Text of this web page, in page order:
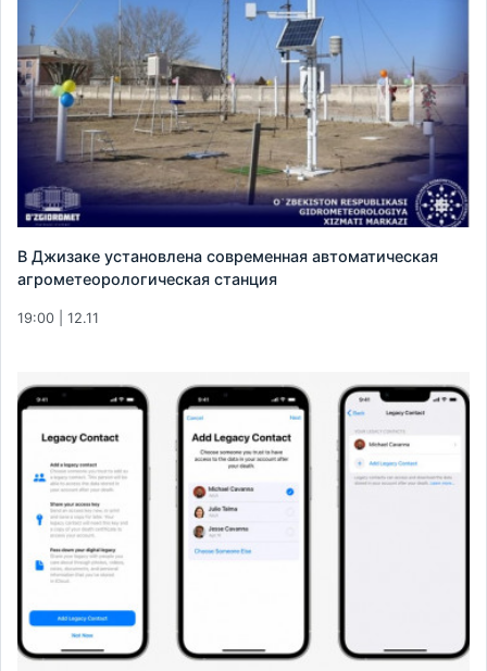
В Джизаке установлена современная автоматическая
агрометеорологическая станция
19:00 | 12.11